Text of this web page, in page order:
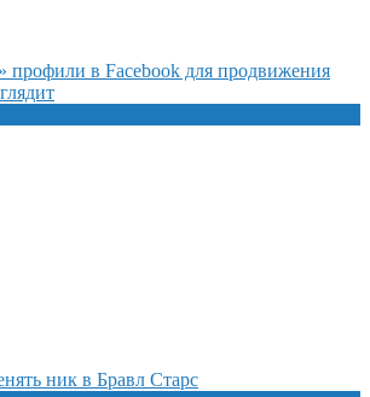
профили в Facebook для продвижения
ник в Бравл Старс